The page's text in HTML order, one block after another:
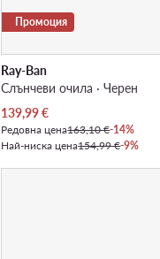
Промоция
Ray-Ban
Слънчеви очила · Черен
Актуална цена
139,99€
Редовна цена163,10 €-14%
Най-ниска цена154,99 €-9%